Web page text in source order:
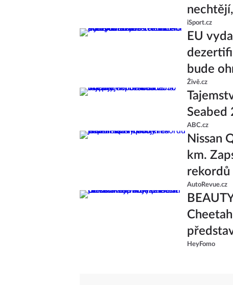
iSport.cz
EU
bude
Živě.cz
Seabed
ABC.cz
Nissan
km.
rekordů
AutoRevue.cz
HeyFomo